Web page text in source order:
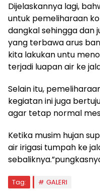
Dijelaskannya lagi,
untuk pemeliharaan
dangkal sehingga
yang terbawa arus
kita lakukan untu
terjadi luapan air ke
Selain itu,
kegiatan ini juga
agar tetap normal
Ketika musim hujan
air irigasi tumpah ke
Tag: GALERI